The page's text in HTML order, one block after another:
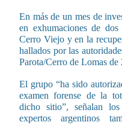
En más de un mes de
en exhumaciones de
Cerro Viejo y en la
hallados por las
Parota/Cerro de Lomas de
El grupo “ha sido
examen forense de la
dicho sitio”, señalan
expertos argentinos